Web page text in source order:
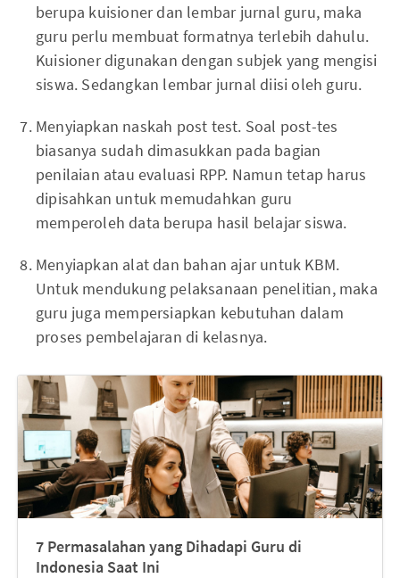
berupa kuisioner dan lembar jurnal guru, maka
guru perlu membuat formatnya terlebih dahulu.
Kuisioner digunakan dengan subjek yang mengisi
siswa. Sedangkan lembar jurnal diisi oleh guru.
Menyiapkan naskah post test. Soal post-tes
biasanya sudah dimasukkan pada bagian
penilaian atau evaluasi RPP. Namun tetap harus
dipisahkan untuk memudahkan guru
memperoleh data berupa hasil belajar siswa.
Menyiapkan alat dan bahan ajar untuk KBM.
Untuk mendukung pelaksanaan penelitian, maka
guru juga mempersiapkan kebutuhan dalam
proses pembelajaran di kelasnya.
7 Permasalahan yang Dihadapi Guru di
Indonesia Saat Ini